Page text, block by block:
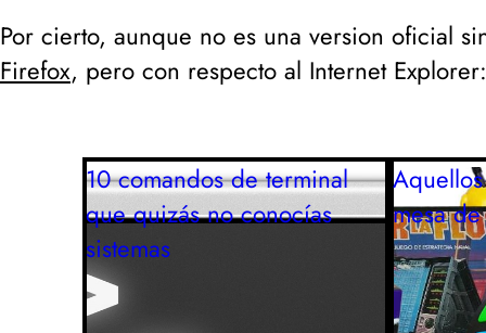
Por cierto, aunque no es una version oficial
Firefox, pero con respecto al Internet
10 comandos de terminal
que quizás no conocías
sistemas
mesa